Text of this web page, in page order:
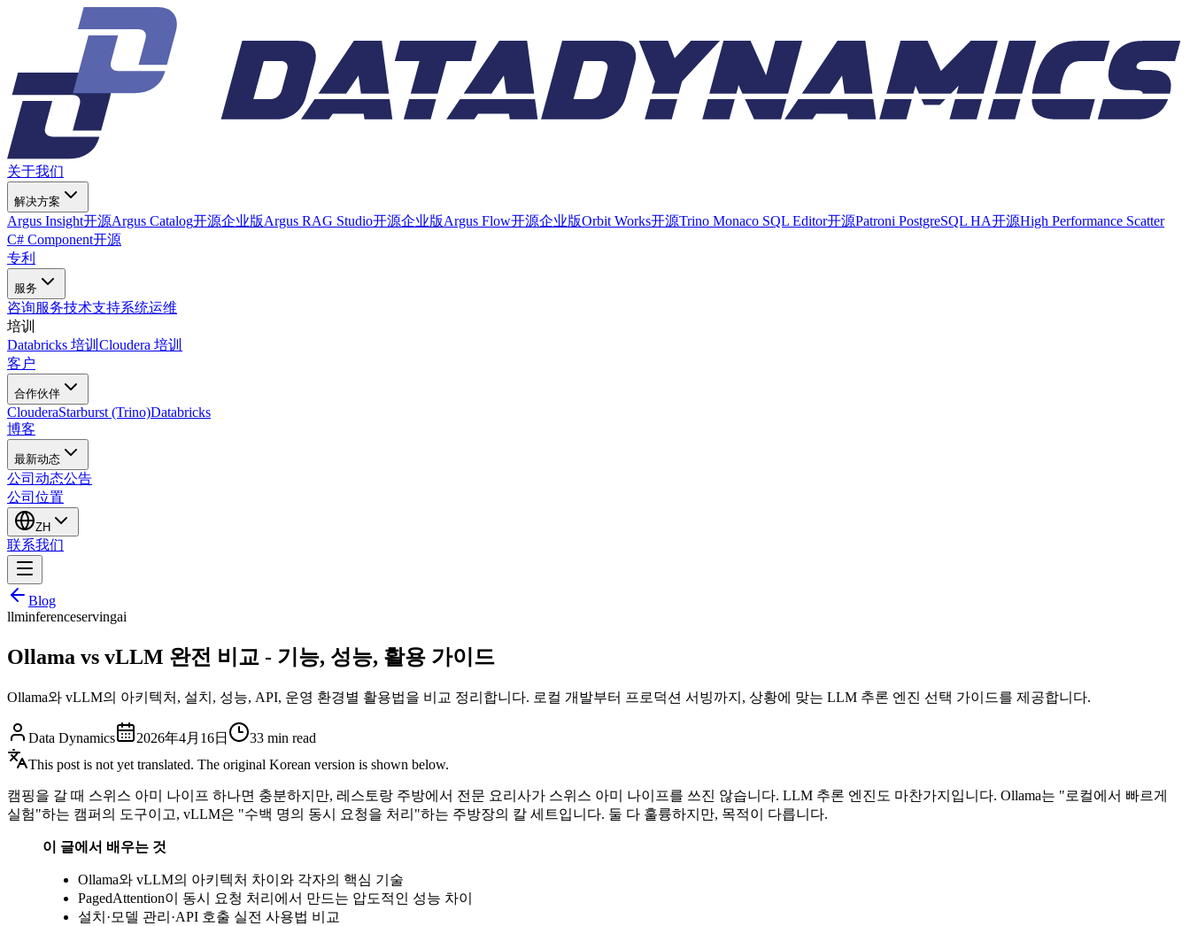
关于我们
解决方案
Argus Insight开源Argus Catalog开源企业版Argus RAG Studio开源企业版Argus Flow开源企业版Orbit Works开源Trino Monaco SQL Editor开源Patroni PostgreSQL HA开源High Performance Scatter
C# Component开源
专利
服务
咨询服务技术支持系统运维
培训
Databricks 培训 Cloudera 培训
客户
合作伙伴
ClouderaStarburst (Trino)Databricks
博客
最新动态
公司动态公告
公司位置
ZH
联系我们
Blog
llminferenceservingai
Ollama vs vLLM 완전 비교 - 기능, 성능, 활용 가이드
Ollama와 vLLM의 아키텍처, 설치, 성능, API, 운영 환경별 활용법을 비교 정리합니다. 로컬 개발부터 프로덕션 서빙까지, 상황에 맞는 LLM 추론 엔진 선택 가이드를 제공합니다.
Data Dynamics 2026年4月16日 33 min read
This post is not yet translated. The original Korean version is shown below.
캠핑을 갈 때 스위스 아미 나이프 하나면 충분하지만, 레스토랑 주방에서 전문 요리사가 스위스 아미 나이프를 쓰진 않습니다. LLM 추론 엔진도 마찬가지입니다. Ollama는 "로컬에서 빠르게
실험"하는 캠퍼의 도구이고, vLLM은 "수백 명의 동시 요청을 처리"하는 주방장의 칼 세트입니다. 둘 다 훌륭하지만, 목적이 다릅니다.
이 글에서 배우는 것
Ollama와 vLLM의 아키텍처 차이와 각자의 핵심 기술
PagedAttention이 동시 요청 처리에서 만드는 압도적인 성능 차이
설치·모델 관리·API 호출 실전 사용법 비교